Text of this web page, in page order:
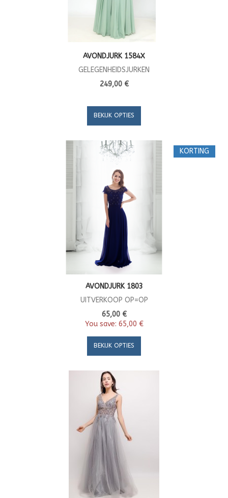
AVONDJURK 1584X
GELEGENHEIDSJURKEN
249,00 €
BEKIJK OPTIES
KORTING
AVONDJURK 1803
UITVERKOOP OP=OP
65,00 €
You save: 65,00 €
BEKIJK OPTIES